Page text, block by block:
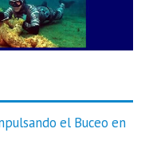
el Buceo en